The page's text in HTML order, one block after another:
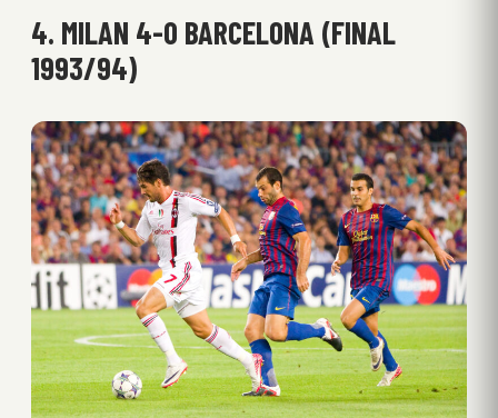
4. MILAN 4-0 BARCELONA (FINAL
1993/94)